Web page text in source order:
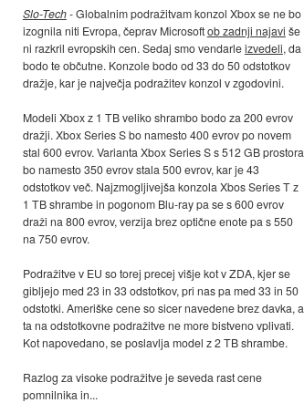
Slo-Tech- Globalnim podražitvam konzol Xbox se ne bo
izognila niti Evropa, čeprav Microsoftob zadnji najavi še
ni razkril evropskih cen. Sedaj smo vendarleizvedeli, da
bodo te občutne. Konzole bodo od 33 do 50 odstotkov
dražje, kar je največja podražitev konzol v zgodovini.
Modeli Xbox z 1 TB veliko shrambo bodo za 200 evrov
dražji. Xbox Series S bo namesto 400 evrov po novem
stal 600 evrov. Varianta Xbox Series S s 512 GB prostora
bo namesto 350 evrov stala 500 evrov, kar je 43
odstotkov več. Najzmogljivejša konzola Xbos Series T z
1 TB shrambe in pogonom Blu-ray pa se s 600 evrov
draži na 800 evrov, verzija brez optične enote pa s 550
na 750 evrov.
Podražitve v EU so torej precej višje kot v ZDA, kjer se
gibljejo med 23 in 33 odstotkov, pri nas pa med 33 in 50
odstotki. Ameriške cene so sicer navedene brez davka, a
ta na odstotkovne podražitve ne more bistveno vplivati.
Kot napovedano, se poslavlja model z 2 TB shrambe.
Razlog za visoke podražitve je seveda rast cene
pomnilnika in...